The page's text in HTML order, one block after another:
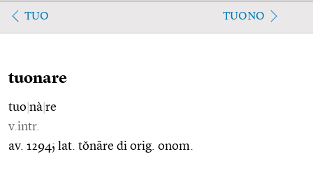
TUO TUONO
tuonare
tuo nà re
v.intr.
av. 1294; lat. tŏnāre di orig. onom.